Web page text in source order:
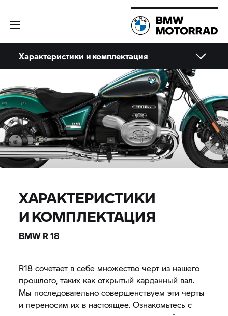
Характеристики и комплектация
ХАРАКТЕРИСТИКИ
И КОМПЛЕКТАЦИЯ
BMW R 18
R18 сочетает в себе множество черт из нашего
прошлого, таких как открытый карданный вал.
Мы последовательно совершенствуем эти черты
и переносим их в настоящее. Ознакомьтесь с